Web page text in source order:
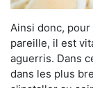
Ainsi donc,
pareille, il est
aguerris. Dans
dans les plus